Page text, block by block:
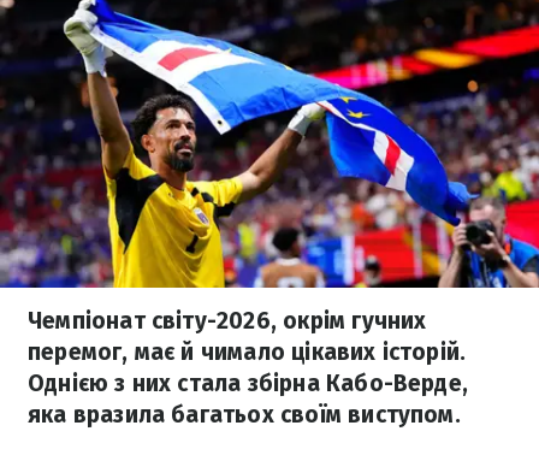
Чемпіонат світу-2026, окрім гучних
перемог, має й чимало цікавих історій.
Однією з них стала збірна Кабо-Верде,
яка вразила багатьох своїм виступом.